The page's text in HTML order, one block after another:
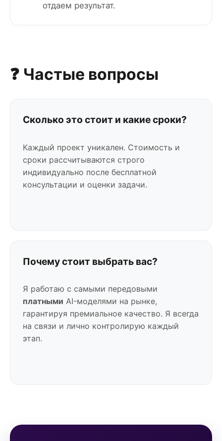
отдаем результат.
❓ Частые вопросы
Сколько это стоит и какие сроки?
Каждый проект уникален. Стоимость и
сроки рассчитываются строго
индивидуально после бесплатной
консультации и оценки задачи.
Почему стоит выбрать вас?
Я работаю с самыми передовыми
платными AI-моделями на рынке,
гарантируя премиальное качество. Я всегда
на связи и лично контролирую каждый
этап.